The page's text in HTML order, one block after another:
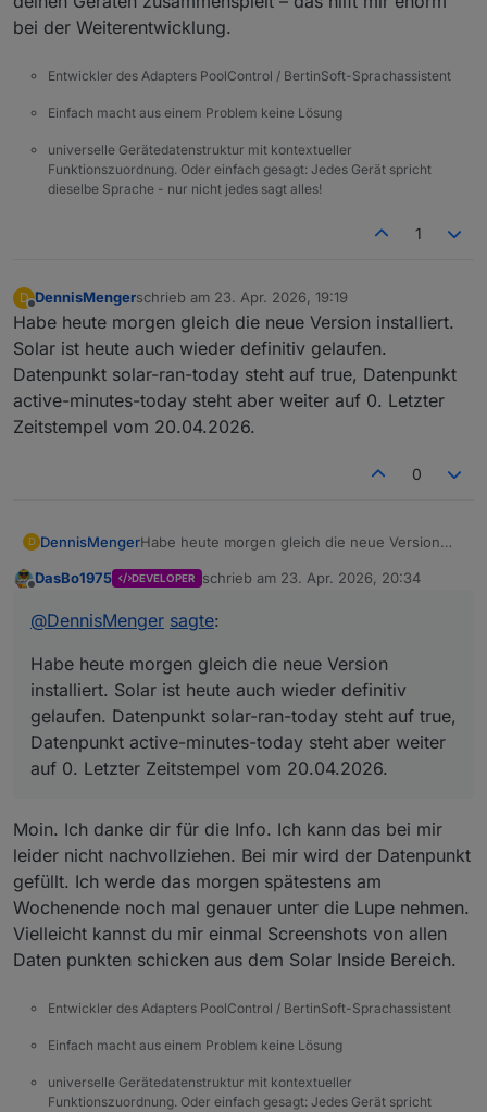
bei der Weiterentwicklung.
Entwickler des Adapters PoolControl / BertinSoft-Sprachassistent
Einfach macht aus einem Problem keine Lösung
universelle Gerätedatenstruktur mit kontextueller
Funktionszuordnung. Oder einfach gesagt: Jedes Gerät spricht
dieselbe Sprache - nur nicht jedes sagt alles!
1
D
Offline
DennisMengerschrieb am 23. Apr. 2026, 19:19
zuletzt editiert von
Habe heute morgen gleich die neue Version installiert.
Solar ist heute auch wieder definitiv gelaufen.
Datenpunkt solar-ran-today steht auf true, Datenpunkt
active-minutes-today steht aber weiter auf 0. Letzter
Zeitstempel vom 20.04.2026.
0
D DennisMengerHabe heute morgen gleich die neue Version
gelaufen. Datenpunkt solar-ran-today steht auf
aber weiter auf 0. Letzter Zeitstempel vom
DasBo1975 DEVELOPER schrieb am 23. Apr. 2026, 20:34
zuletzt editiert von
@DennisMenger sagte:
Habe heute morgen gleich die neue Version
installiert. Solar ist heute auch wieder definitiv
gelaufen. Datenpunkt solar-ran-today steht auf true,
Datenpunkt active-minutes-today steht aber weiter
auf 0. Letzter Zeitstempel vom 20.04.2026.
Moin. Ich danke dir für die Info. Ich kann das bei mir
leider nicht nachvollziehen. Bei mir wird der Datenpunkt
gefüllt. Ich werde das morgen spätestens am
Wochenende noch mal genauer unter die Lupe nehmen.
Vielleicht kannst du mir einmal Screenshots von allen
Daten punkten schicken aus dem Solar Inside Bereich.
Entwickler des Adapters PoolControl / BertinSoft-Sprachassistent
Einfach macht aus einem Problem keine Lösung
universelle Gerätedatenstruktur mit kontextueller
Funktionszuordnung. Oder einfach gesagt: Jedes Gerät spricht